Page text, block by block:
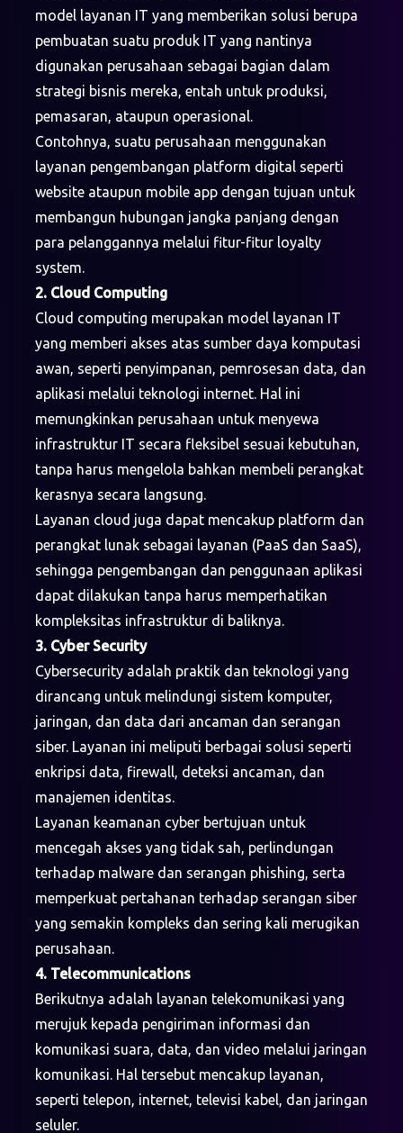
model layanan IT yang memberikan solusi berupa
pembuatan suatu produk IT yang nantinya
digunakan perusahaan sebagai bagian dalam
strategi bisnis mereka, entah untuk produksi,
pemasaran, ataupun operasional.
Contohnya, suatu perusahaan menggunakan
layanan pengembangan platform digital seperti
website ataupun mobile app dengan tujuan untuk
membangun hubungan jangka panjang dengan
para pelanggannya melalui fitur-fitur loyalty
system.
2. Cloud Computing
Cloud computing merupakan model layanan IT
yang memberi akses atas sumber daya komputasi
awan, seperti penyimpanan, pemrosesan data, dan
aplikasi melalui teknologi internet. Hal ini
memungkinkan perusahaan untuk menyewa
infrastruktur IT secara fleksibel sesuai kebutuhan,
tanpa harus mengelola bahkan membeli perangkat
kerasnya secara langsung.
Layanan cloud juga dapat mencakup platform dan
perangkat lunak sebagai layanan (PaaS dan SaaS),
sehingga pengembangan dan penggunaan aplikasi
dapat dilakukan tanpa harus memperhatikan
kompleksitas infrastruktur di baliknya.
3. Cyber Security
Cybersecurity adalah praktik dan teknologi yang
dirancang untuk melindungi sistem komputer,
jaringan, dan data dari ancaman dan serangan
siber. Layanan ini meliputi berbagai solusi seperti
enkripsi data, firewall, deteksi ancaman, dan
manajemen identitas.
Layanan keamanan cyber bertujuan untuk
mencegah akses yang tidak sah, perlindungan
terhadap malware dan serangan phishing, serta
memperkuat pertahanan terhadap serangan siber
yang semakin kompleks dan sering kali merugikan
perusahaan.
4. Telecommunications
Berikutnya adalah layanan telekomunikasi yang
merujuk kepada pengiriman informasi dan
komunikasi suara, data, dan video melalui jaringan
komunikasi. Hal tersebut mencakup layanan,
seperti telepon, internet, televisi kabel, dan jaringan
seluler.